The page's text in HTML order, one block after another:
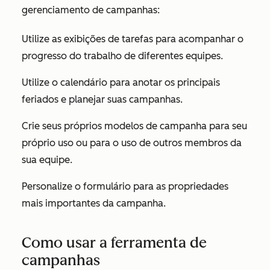
gerenciamento de campanhas:
Utilize as exibições de tarefas para acompanhar o
progresso do trabalho de diferentes equipes.
Utilize o calendário para anotar os principais
feriados e planejar suas campanhas.
Crie seus próprios modelos de campanha para seu
próprio uso ou para o uso de outros membros da
sua equipe.
Personalize o formulário para as propriedades
mais importantes da campanha.
Como usar a ferramenta de
campanhas